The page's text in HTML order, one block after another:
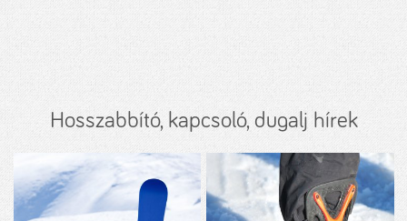
Hosszabbító, kapcsoló, dugalj hírek